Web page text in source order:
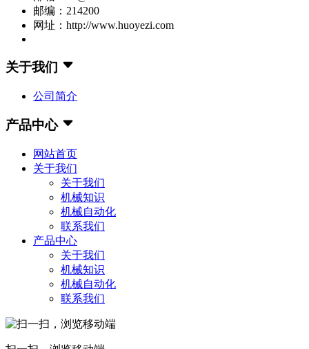
邮编：214200
网址：http://www.huoyezi.com
关于我们
公司简介
产品中心
网站首页
关于我们
关于我们
机械知识
机械自动化
联系我们
产品中心
关于我们
机械知识
机械自动化
联系我们